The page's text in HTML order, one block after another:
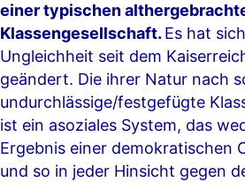
einer typischen
Klassengesellschaft. Es hat
Ungleichheit seit dem
geändert. Die ihrer Natur nach
undurchlässige/festgefügte
ist ein asoziales System, das
Ergebnis einer demokratischen
und so in jeder Hinsicht gegen